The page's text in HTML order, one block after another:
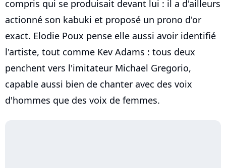
compris qui se produisait devant lui : il a d'ailleurs
actionné son kabuki et proposé un prono d'or
exact. Elodie Poux pense elle aussi avoir identifié
l'artiste, tout comme Kev Adams : tous deux
penchent vers l'imitateur Michael Gregorio,
capable aussi bien de chanter avec des voix
d'hommes que des voix de femmes.